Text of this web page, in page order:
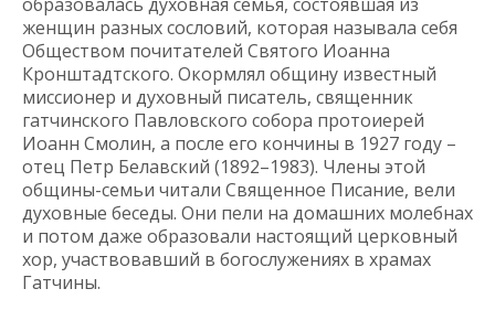
женщин разных сословий, которая называла себя
Обществом почитателей Святого Иоанна
Кронштадтского. Окормлял общину известный
миссионер и духовный писатель, священник
гатчинского Павловского собора протоиерей
Иоанн Смолин, а после его кончины в 1927 году –
отец Петр Белавский (1892–1983). Члены этой
общины-семьи читали Священное Писание, вели
духовные беседы. Они пели на домашних молебнах
и потом даже образовали настоящий церковный
хор, участвовавший в богослужениях в храмах
Гатчины.